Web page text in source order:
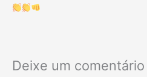
Deixe um comentário